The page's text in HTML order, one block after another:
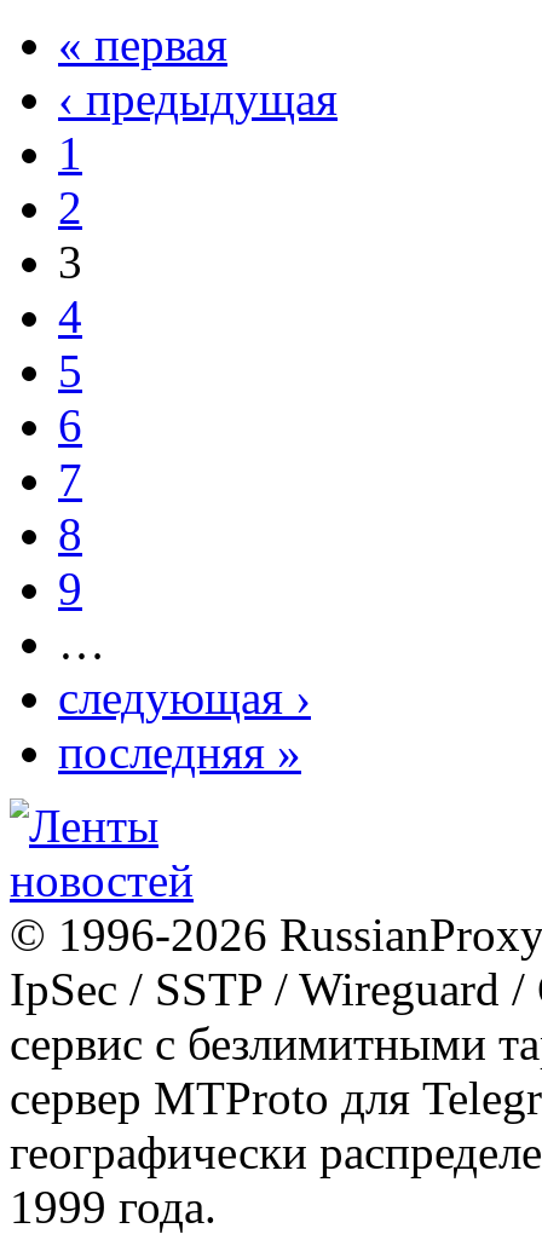
« первая
‹ предыдущая
1
2
3
4
5
6
7
8
9
…
следующая ›
последняя »
© 1996-2026
IpSec / SSTP / Wireguard
сервис с безлимитными
сервер MTProto для
географически
1999 года.